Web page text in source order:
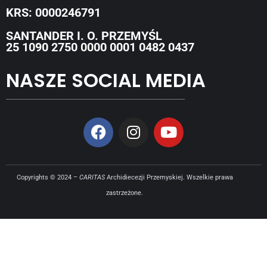
KRS: 0000246791
SANTANDER I. O. PRZEMYŚL
25 1090 2750 0000 0001 0482 0437
NASZE SOCIAL MEDIA
Copyrights © 2024 – CARITASArchidiecezji Przemyskiej. Wszelkie prawa
zastrzeżone.